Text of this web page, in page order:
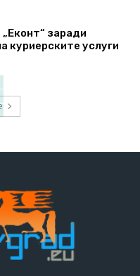
заради
куриерските услуги